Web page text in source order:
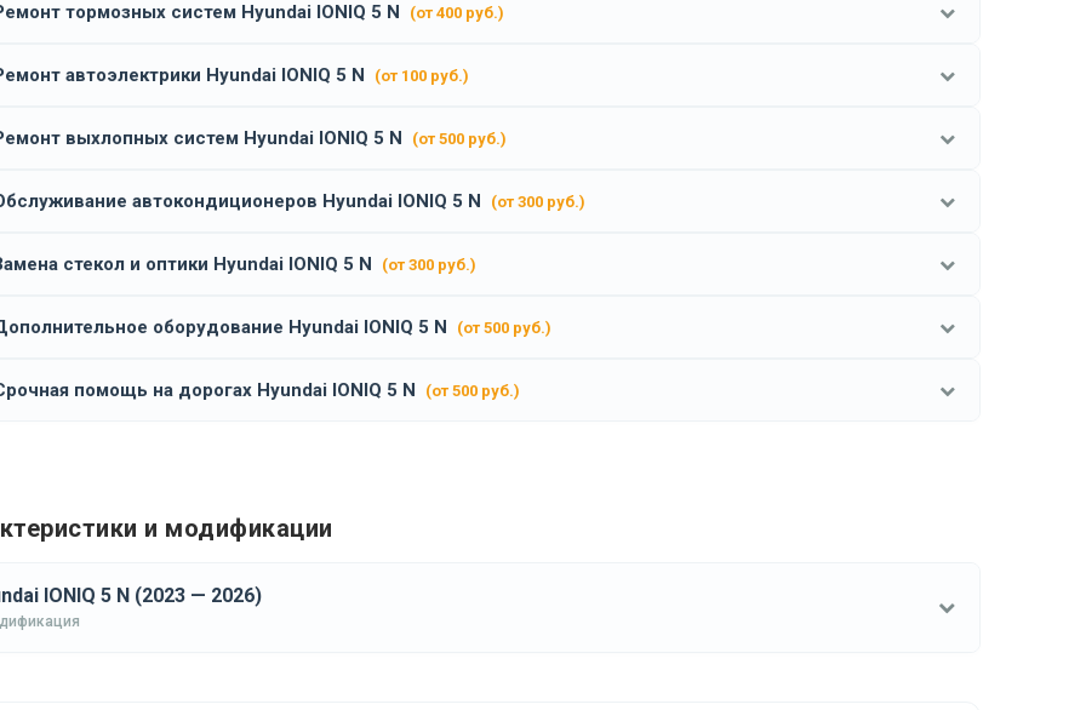
тормозных систем Hyundai IONIQ 5 N (от 400 руб.)
автоэлектрики Hyundai IONIQ 5 N (от 100 руб.)
выхлопных систем Hyundai IONIQ 5 N (от 500 руб.)
автокондиционеров Hyundai IONIQ 5 N (от 300 руб.)
стекол и оптики Hyundai IONIQ 5 N (от 300 руб.)
оборудование Hyundai IONIQ 5 N (от 500 руб.)
помощь на дорогах Hyundai IONIQ 5 N (от 500 руб.)
и модификации
IONIQ 5 N (2023 — 2026)